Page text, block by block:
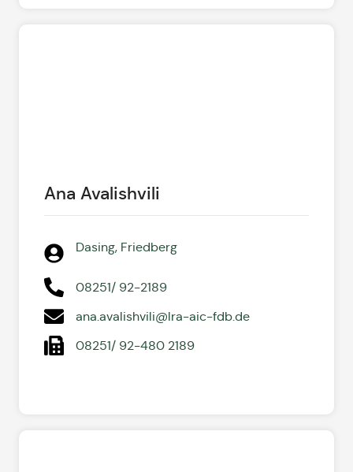
Ana Avalishvili
Dasing, Friedberg
08251/ 92-2189
ana.avalishvili@lra-aic-fdb.de
08251/ 92-480 2189